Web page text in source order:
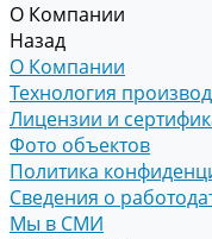
О Компании
Назад
О Компании
Технология
Лицензии и
Фото объектов
Политика
Сведения о
Мы в СМИ